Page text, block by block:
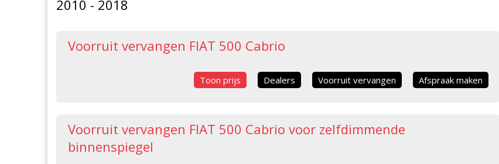
2010 - 2018
Voorruit vervangen FIAT 500 Cabrio
Toon prijs Dealers Voorruit vervangen Afspraak maken
Voorruit vervangen FIAT 500 Cabrio voor zelfdimmende
binnenspiegel